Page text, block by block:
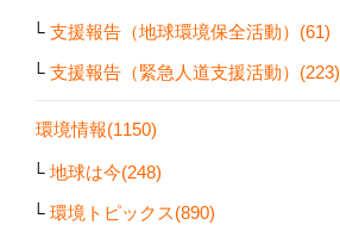
支援報告（地球環境保全活動）(61)
支援報告（緊急人道支援活動）(223)
環境情報(1150)
地球は今(248)
環境トピックス(890)